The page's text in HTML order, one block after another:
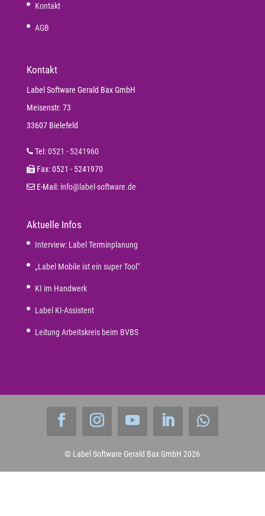
Kontakt
AGB
Kontakt
Label Software Gerald Bax GmbH
Meisenstr. 73
33607 Bielefeld
Tel:0521 - 5241960
Fax: 0521 - 5241970
E-Mail: info@label-software.de
Aktuelle Infos
Interview: Label Terminplanung
„Label Mobile ist ein super Tool“
KI im Handwerk
Label KI-Assistent
Leitung Arbeitskreis beim BVBS
© Label Software Gerald Bax GmbH2026